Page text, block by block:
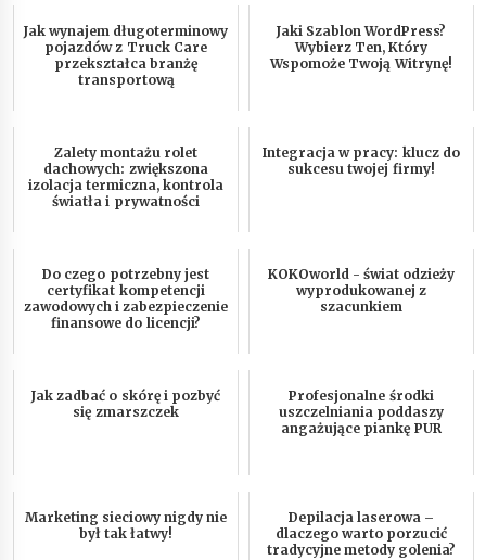
Jak wynajem długoterminowy
pojazdów z Truck Care
przekształca branżę
transportową
Jaki Szablon WordPress?
Wybierz Ten, Który
Wspomoże Twoją Witrynę!
Zalety montażu rolet
dachowych: zwiększona
izolacja termiczna, kontrola
światła i prywatności
Integracja w pracy: klucz do
sukcesu twojej firmy!
Do czego potrzebny jest
certyfikat kompetencji
zawodowych i zabezpieczenie
finansowe do licencji?
KOKOworld - świat odzieży
wyprodukowanej z
szacunkiem
Jak zadbać o skórę i pozbyć
się zmarszczek
Profesjonalne środki
uszczelniania poddaszy
angażujące piankę PUR
Marketing sieciowy nigdy nie
był tak łatwy!
Depilacja laserowa –
dlaczego warto porzucić
tradycyjne metody golenia?